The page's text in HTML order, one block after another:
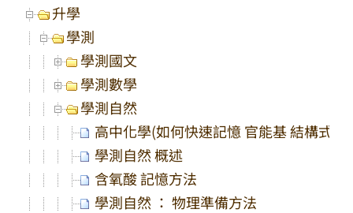
升學
學測
學測國文
學測數學
學測自然
高中化學(如何快速記憶 官能基 結構式)
學測自然 概述
含氧酸 記憶方法
學測自然 ： 物理準備方法